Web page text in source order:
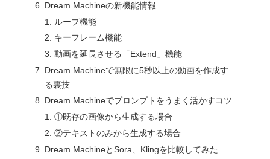
Dream Machineの新機能情報
ループ機能
キーフレーム機能
動画を延長させる「Extend」機能
Dream Machineで無限に5秒以上の動画を作成す
る裏技
Dream Machineでプロンプトをうまく活かすコツ
①既存の画像から生成する場合
②テキストのみから生成する場合
Dream MachineとSora、Klingを比較してみた